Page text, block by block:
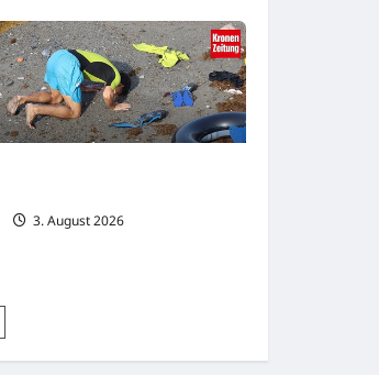
3. August 2026